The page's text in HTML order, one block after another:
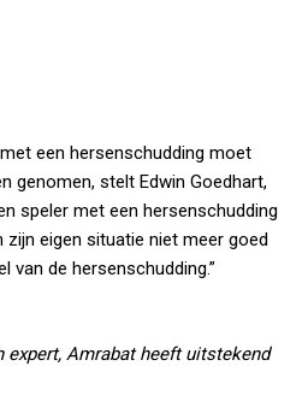
een hersenschudding moet
genomen, stelt Edwin Goedhart,
speler met een hersenschudding
zijn eigen situatie niet meer goed
van de hersenschudding.”
expert, Amrabat heeft uitstekend